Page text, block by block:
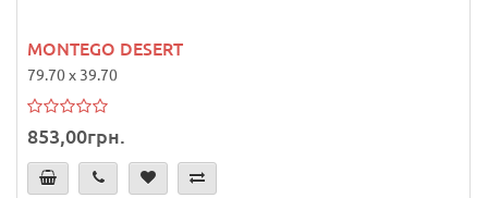
MONTEGO DESERT
79.70 x 39.70
853,00грн.